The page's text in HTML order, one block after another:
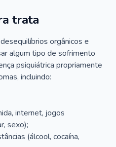
trata
orgânicos e
algum tipo de sofrimento
psiquiátrica propriamente
incluindo:
internet, jogos
sexo);
(álcool, cocaína,